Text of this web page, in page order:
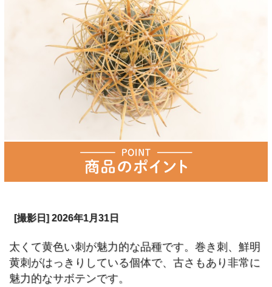
[撮影日] 2026年1月31日
太くて黄色い刺が魅力的な品種です。巻き刺、鮮明
黄刺がはっきりしている個体で、古さもあり非常に
魅力的なサボテンです。